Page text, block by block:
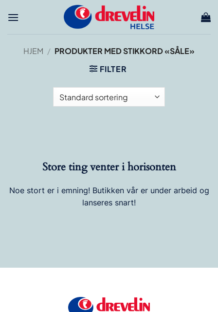
HJEM / PRODUKTER MED STIKKORD «SÅLE»
FILTER
Store ting venter i horisonten
Noe stort er i emning! Butikken vår er under arbeid og
lanseres snart!